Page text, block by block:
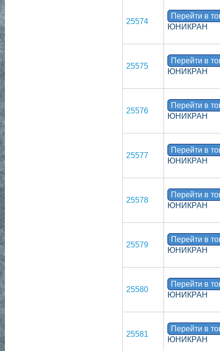
25574
Перейти в
ЮНИКРАН
25575
Перейти в
ЮНИКРАН
25576
Перейти в
ЮНИКРАН
25577
Перейти в
ЮНИКРАН
25578
Перейти в
ЮНИКРАН
25579
Перейти в
ЮНИКРАН
25580
Перейти в
ЮНИКРАН
25581
Перейти в
ЮНИКРАН